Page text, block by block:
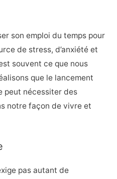
son emploi du temps pour
de stress, d’anxiété et
souvent ce que nous
que le lancement
peut nécessiter des
notre façon de vivre et
pas autant de